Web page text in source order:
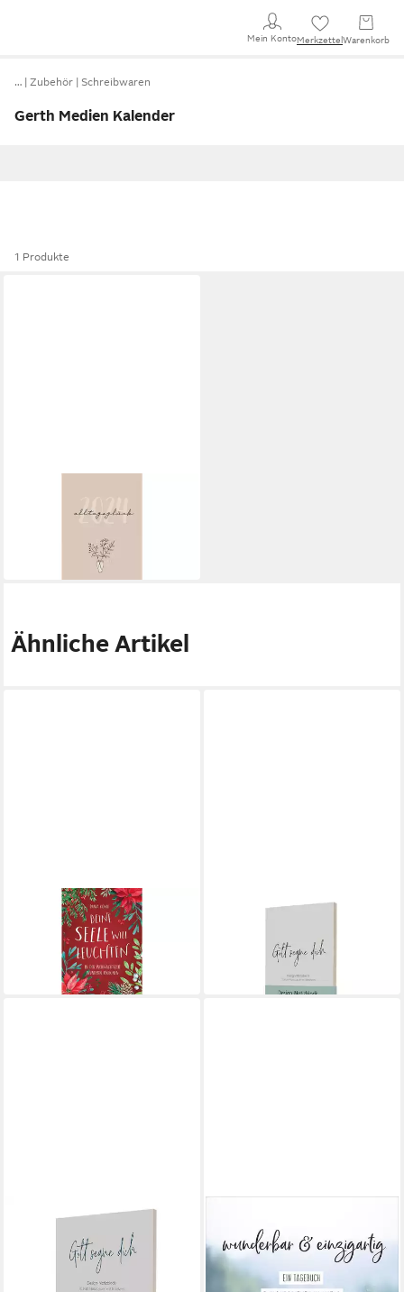
Mein KontoMerkzettel Warenkorb
… Zubehör Schreibwaren
Gerth Medien Kalender
1 Produkte
Terminkalender Alltagsglück
in 5-6 Werktagen bei dir
Ähnliche Artikel
GERTH MEDIEN
Adventskalender Deine Seele
will leuchten
in 9-11 Werktagen bei dir
GERTH MEDIEN
segne dich" - klein
in 8-10 Werktagen bei dir
GERTH MEDIEN
Notizbuch Notizblock "Gott
segne dich" - groß
in 8-10 Werktagen bei dir
Tagebuch wunderbar &
einzigartig
23,38 €
in 8-10 Werktagen bei dir